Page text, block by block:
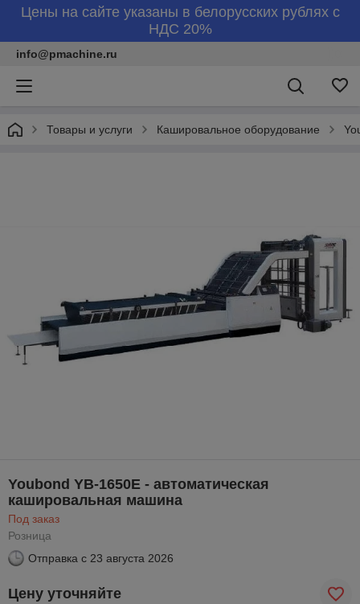
Цены на сайте указаны в белорусских рублях с
НДС 20%
info@pmachine.ru
Товары и услуги Кашировальное оборудование
Youbond YB-1650E - автоматическая
кашировальная машина
Под заказ
Розница
Отправка с 23 августа 2026
Цену уточняйте